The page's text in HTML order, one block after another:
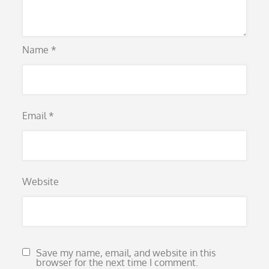
Name *
Email *
Website
Save my name, email, and website in this
browser for the next time I comment.